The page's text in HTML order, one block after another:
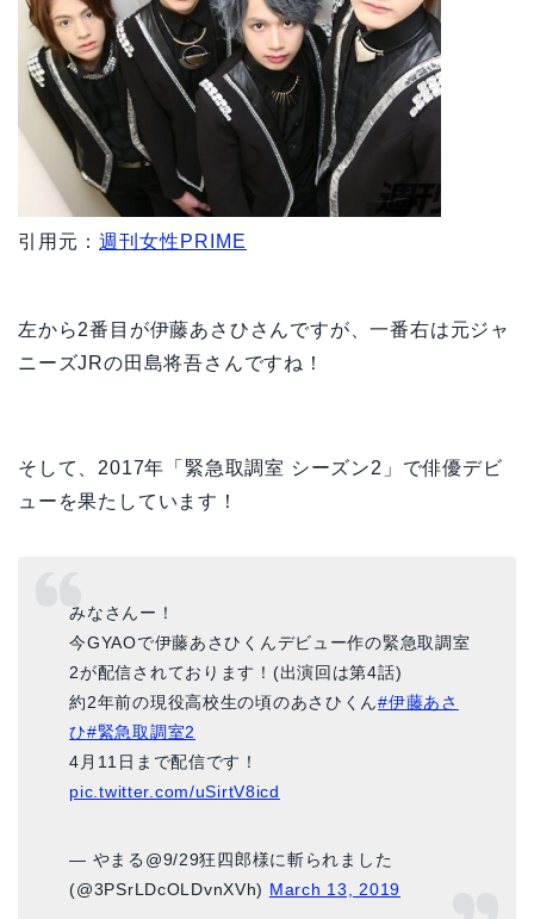
引用元： 週刊女性PRIME
左から2番目が伊藤あさひさんですが、一番右は元ジャ
ニーズJRの田島将吾さんですね！
そして、2017年「緊急取調室 シーズン2」で俳優デビ
ューを果たしています！
みなさんー！
今GYAOで伊藤あさひくんデビュー作の緊急取調室
2が配信されております！(出演回は第4話)
約2年前の現役高校生の頃のあさひくん#伊藤あさ
ひ#緊急取調室2
4月11日まで配信です！
pic.twitter.com/uSirtV8icd
— やまる@9/29狂四郎様に斬られました
(@3PSrLDcOLDvnXVh) March 13, 2019